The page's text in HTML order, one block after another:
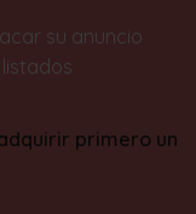
su anuncio
primero un